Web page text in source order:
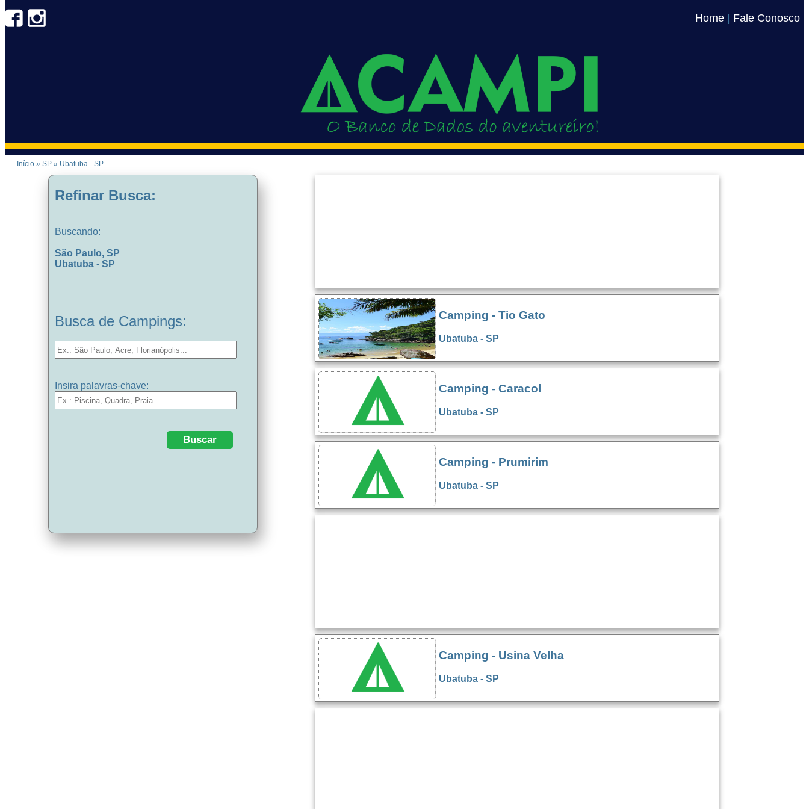
Home | Fale Conosco
Início » SP » Ubatuba - SP
Refinar Busca:
Buscando:
São Paulo, SP
Ubatuba - SP
Busca de Campings:
Insira palavras-chave:
Camping - Tio Gato
Ubatuba - SP
Camping - Caracol
Ubatuba - SP
Camping - Prumirim
Ubatuba - SP
Camping - Usina Velha
Ubatuba - SP